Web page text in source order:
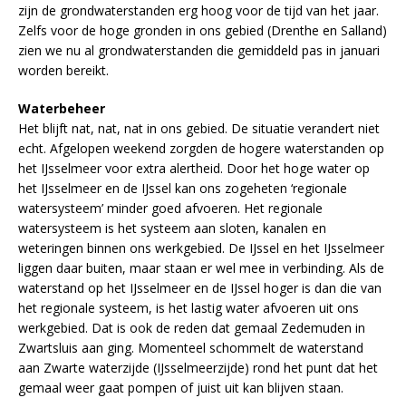
zijn de grondwaterstanden erg hoog voor de tijd van het jaar.
Zelfs voor de hoge gronden in ons gebied (Drenthe en Salland)
zien we nu al grondwaterstanden die gemiddeld pas in januari
worden bereikt.
Waterbeheer
Het blijft nat, nat, nat in ons gebied. De situatie verandert niet
echt. Afgelopen weekend zorgden de hogere waterstanden op
het IJsselmeer voor extra alertheid. Door het hoge water op
het IJsselmeer en de IJssel kan ons zogeheten ‘regionale
watersysteem’ minder goed afvoeren. Het regionale
watersysteem is het systeem aan sloten, kanalen en
weteringen binnen ons werkgebied. De IJssel en het IJsselmeer
liggen daar buiten, maar staan er wel mee in verbinding. Als de
waterstand op het IJsselmeer en de IJssel hoger is dan die van
het regionale systeem, is het lastig water afvoeren uit ons
werkgebied. Dat is ook de reden dat gemaal Zedemuden in
Zwartsluis aan ging. Momenteel schommelt de waterstand
aan Zwarte waterzijde (IJsselmeerzijde) rond het punt dat het
gemaal weer gaat pompen of juist uit kan blijven staan.